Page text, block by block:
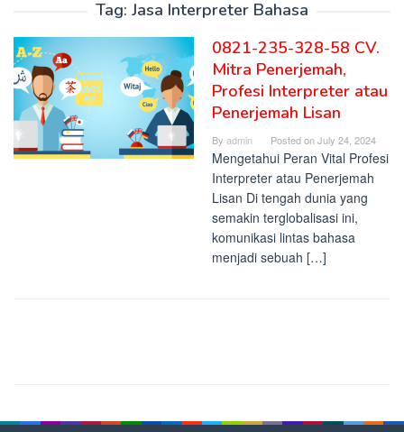
Tag: Jasa Interpreter Bahasa
0821-235-328-58 CV.
Mitra Penerjemah,
Profesi Interpreter atau
Penerjemah Lisan
By admin Posted onJuly 24, 2024
Mengetahui Peran Vital Profesi
Interpreter atau Penerjemah
Lisan Di tengah dunia yang
semakin terglobalisasi ini,
komunikasi lintas bahasa
menjadi sebuah […]